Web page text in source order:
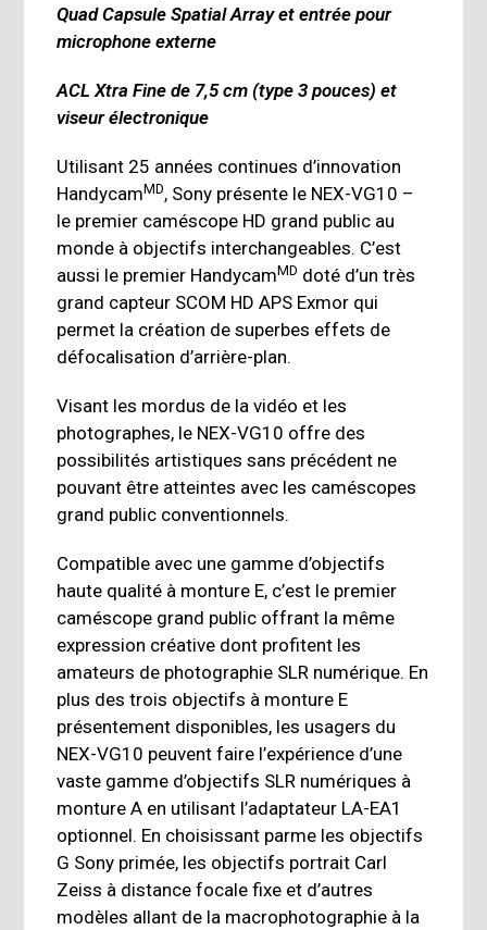
Quad Capsule Spatial Array et entrée pour
microphone externe
ACL Xtra Fine de 7,5 cm (type 3 pouces) et
viseur électronique
Utilisant 25 années continues d’innovation
HandycamMD, Sony présente le NEX-VG10 –
le premier caméscope HD grand public au
monde à objectifs interchangeables. C’est
aussi le premier HandycamMD doté d’un très
grand capteur SCOM HD APS Exmor qui
permet la création de superbes effets de
défocalisation d’arrière-plan.
Visant les mordus de la vidéo et les
photographes, le NEX-VG10 offre des
possibilités artistiques sans précédent ne
pouvant être atteintes avec les caméscopes
grand public conventionnels.
Compatible avec une gamme d’objectifs
haute qualité à monture E, c’est le premier
caméscope grand public offrant la même
expression créative dont profitent les
amateurs de photographie SLR numérique. En
plus des trois objectifs à monture E
présentement disponibles, les usagers du
NEX-VG10 peuvent faire l’expérience d’une
vaste gamme d’objectifs SLR numériques à
monture A en utilisant l’adaptateur LA-EA1
optionnel. En choisissant parme les objectifs
G Sony primée, les objectifs portrait Carl
Zeiss à distance focale fixe et d’autres
modèles allant de la macrophotographie à la